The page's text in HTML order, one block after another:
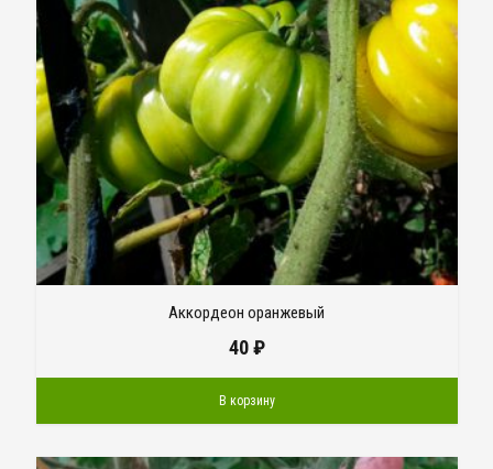
Аккордеон оранжевый
40₽
В корзину